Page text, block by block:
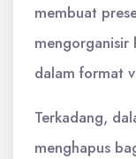
membuat
mengorganisir
dalam format
Terkadang,
menghapus